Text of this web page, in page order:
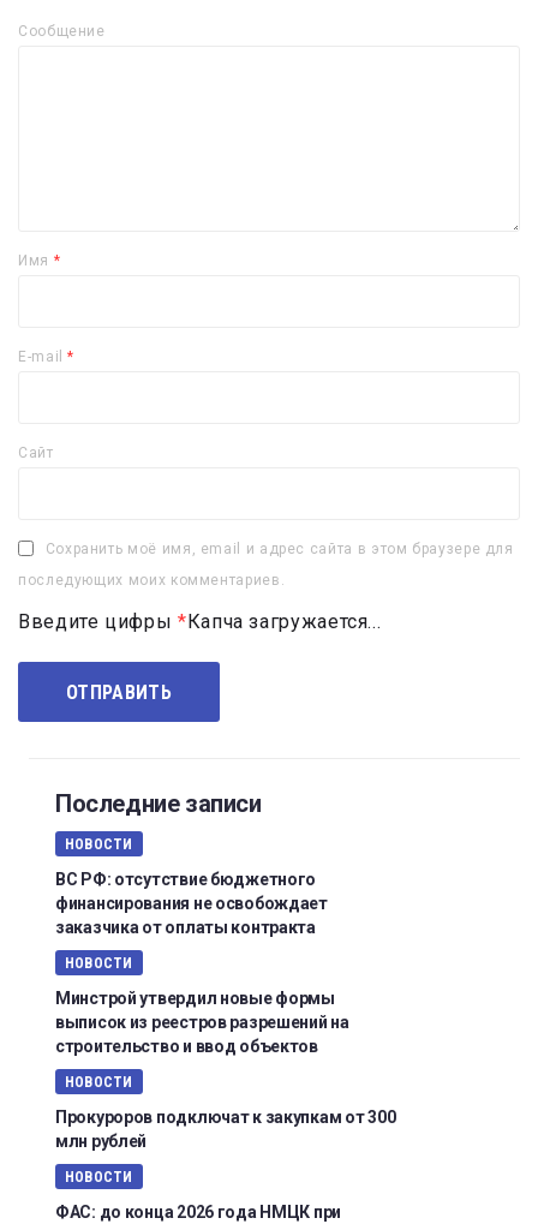
Сообщение
Имя *
E-mail*
Сайт
Сохранить моё имя, email и адрес сайта в этом браузере для
последующих моих комментариев.
Введите цифры *Капча загружается...
Последние записи
НОВОСТИ
ВС РФ: отсутствие бюджетного
финансирования не освобождает
заказчика от оплаты контракта
НОВОСТИ
Минстрой утвердил новые формы
выписок из реестров разрешений на
строительство и ввод объектов
НОВОСТИ
Прокуроров подключат к закупкам от 300
млн рублей
НОВОСТИ
ФАС: до конца 2026 года НМЦК при